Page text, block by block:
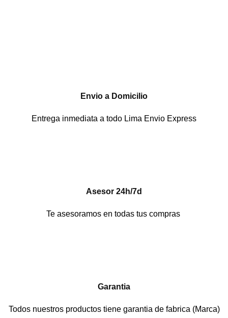
Envio a Domicilio
Entrega inmediata a todo Lima Envio Express
Asesor 24h/7d
Te asesoramos en todas tus compras
Garantia
Todos nuestros productos tiene garantia de fabrica (Marca)